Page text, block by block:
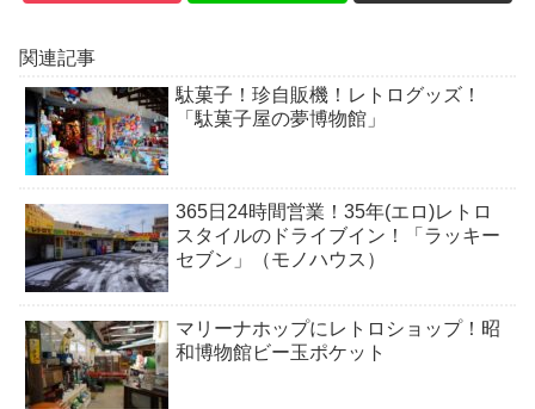
関連記事
駄菓子！珍自販機！レトログッズ！
「駄菓子屋の夢博物館」
365日24時間営業！35年(エロ)レトロ
スタイルのドライブイン！「ラッキー
セブン」（モノハウス）
マリーナホップにレトロショップ！昭
和博物館ビー玉ポケット